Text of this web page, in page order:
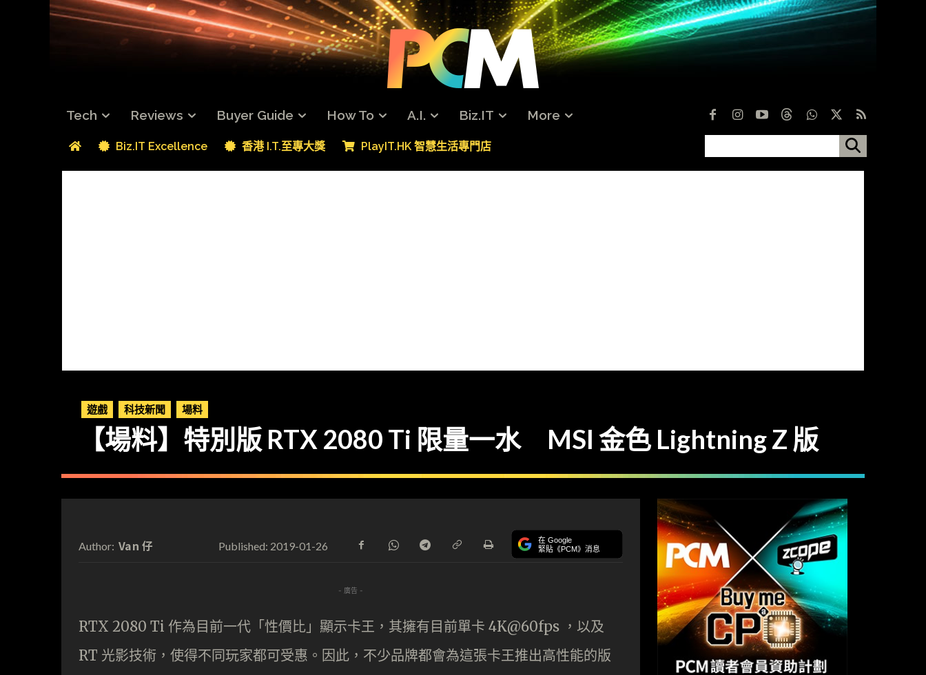
Tech Reviews Buyer Guide How To A.I. Biz.IT More
Biz.IT Excellence 香港 I.T.至專大獎 PlayIT.HK 智慧生活專門店
遊戲 科技新聞 場料
【場料】特別版 RTX 2080 Ti 限量一水 MSI 金色 Lightning Z 版
Author: Van 仔 Published: 2019-01-26 在 Google
緊貼《PCM》消息
- 廣告 -
RTX 2080 Ti 作為目前一代「性價比」顯示卡王，其擁有目前單卡 4K@60fps ，以及
RT 光影技術，使得不同玩家都可受惠。因此，不少品牌都會為這張卡王推出高性能的版